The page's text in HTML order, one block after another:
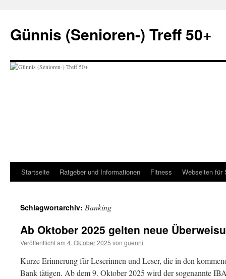
springen
Günnis (Senioren-) Treff 50+
Startseite Ratgeber und Informationen Fitness Webseiten für
Schlagwortarchiv: Banking
Ab Oktober 2025 gelten neue
Veröffentlicht am 4. Oktober 2025 von guenni
Kurze Erinnerung für Leserinnen und Leser, die in den
Bank tätigen. Ab dem 9. Oktober 2025 wird der sogenannte